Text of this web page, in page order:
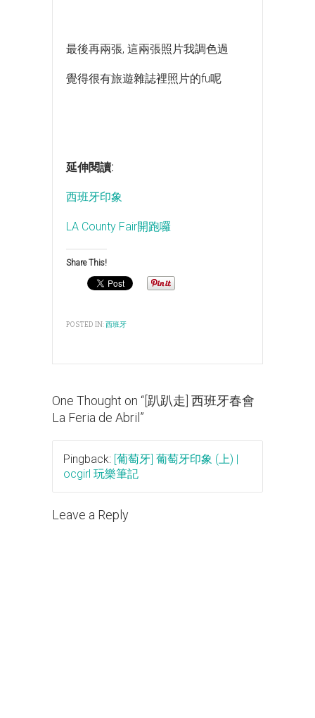
最後再兩張, 這兩張照片我調色過
覺得很有旅遊雜誌裡照片的fu呢
延伸閱讀:
西班牙印象
LA County Fair開跑囉
Share This!
POSTED IN:西班牙
One Thought on “ [趴趴走] 西班牙春會
La Feria de Abril ”
Pingback: [葡萄牙] 葡萄牙印象 (上) |
ocgirl 玩樂筆記
Leave a Reply